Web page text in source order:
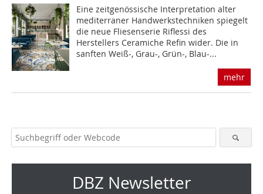
Eine zeitgenössische Interpretation alter
mediterraner Handwerkstechniken spiegelt
die neue Fliesenserie Riflessi des
Herstellers Ceramiche Refin wider. Die in
sanften Weiß-, Grau-, Grün-, Blau-...
mehr
DBZ Newsletter